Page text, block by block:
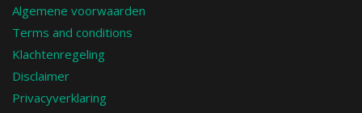
Algemene voorwaarden
Terms and conditions
Klachtenregeling
Disclaimer
Privacyverklaring